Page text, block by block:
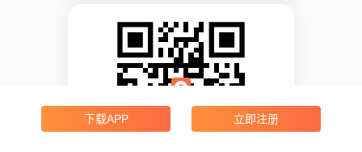
下载APP 立即注册